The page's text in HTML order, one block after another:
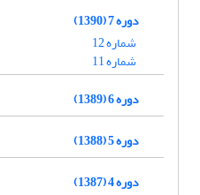
دوره 7 (1390)
شماره 12
شماره 11
دوره 6 (1389)
دوره 5 (1388)
دوره 4 (1387)